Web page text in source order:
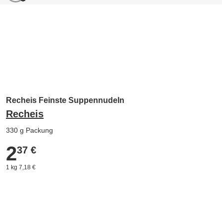
Recheis Feinste Suppennudeln
Recheis
330 g Packung
2,37 €
237 €
1 kg 7,18 €